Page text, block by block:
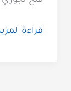
نجار
قراءة